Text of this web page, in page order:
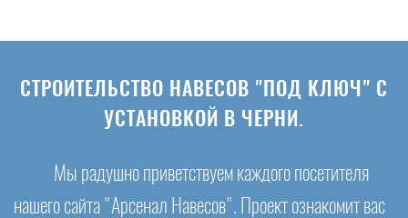
СТРОИТЕЛЬСТВО НАВЕСОВ "ПОД КЛЮЧ" С
УСТАНОВКОЙ В ЧЕРНИ.
Мы радушно приветствуем каждого посетителя
нашего сайта "Арсенал Навесов". Проект ознакомит вас